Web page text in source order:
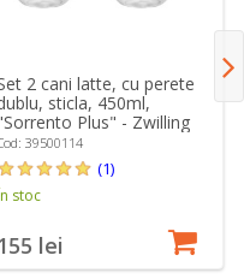
2 cani latte, cu perete
sticla, 450ml,
Plus" - Zwilling
39500114
(1)
stoc
lei